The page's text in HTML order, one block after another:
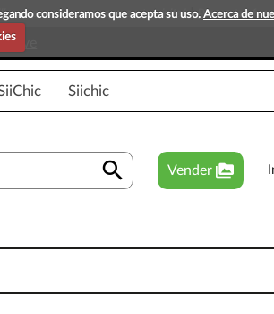
consideramos que acepta su uso. Acerca de
prendas que esperan tu visita! Preguntas
Siichic
search Vender perm_media